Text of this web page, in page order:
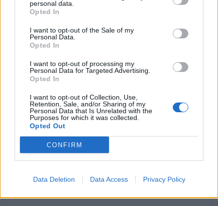
personal data.
Opted In
I want to opt-out of the Sale of my
Personal Data.
Opted In
I want to opt-out of processing my
Personal Data for Targeted Advertising.
Opted In
I want to opt-out of Collection, Use,
Retention, Sale, and/or Sharing of my
Personal Data that Is Unrelated with the
Purposes for which it was collected.
Opted Out
CONFIRM
Data Deletion Data Access Privacy Policy
ARTICLES CONNEXES PLUS DE L'AUTEUR
Canicule : les conseils
essentiels des
cardiologues pour
éviter le danger
Éclipse du 12 août :
attention à la pénurie de
lunettes de sécurité
combattre le cancer
buccal
LAISSER UN COMMENTAIRE